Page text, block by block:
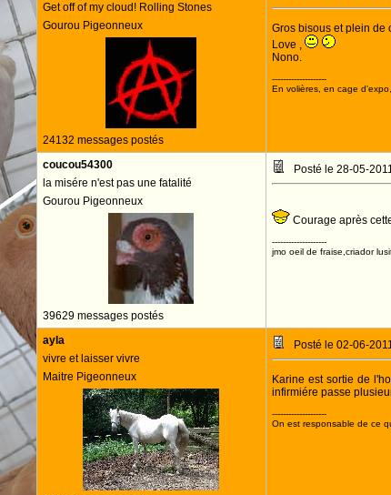
Get off of my cloud! Rolling Stones
Gourou Pigeonneux
24132 messages postés
Gros bisous et plein de
Love ,
Nono.
--------------------
En volières, en cage
coucou54300
la misére n'est pas une fatalité
Gourou Pigeonneux
39629 messages postés
Posté le 28-05-
Courage après
--------------------
jmo oeil de fraise,criador
ayla
vivre et laisser vivre
Maitre Pigeonneux
Posté le 02-06-
Karine est sortie de
infirmiére passe
--------------------
On est responsable de ce